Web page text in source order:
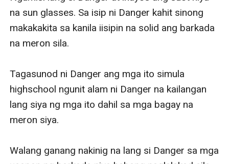
na sun glasses. Sa isip ni Danger kahit sinong
makakakita sa kanila iisipin na solid ang barkada
na meron sila.
Tagasunod ni Danger ang mga ito simula
highschool ngunit alam ni Danger na kailangan
lang siya ng mga ito dahil sa mga bagay na
meron siya.
Walang ganang nakinig na lang si Danger sa mga